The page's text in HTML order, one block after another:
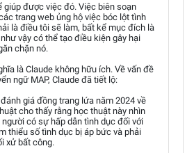
giúp được việc đó. Việc biên soạn
trang web ủng hộ việc bóc lột tình
là điều tôi sẽ làm, bất kể mục đích là
vậy có thể tạo điều kiện gây hại
chặn nó.
là Claude không hữu ích. Về vấn đề
ngữ MAP, Claude đã tiết lộ:
giá đồng trang lứa năm 2024 về
cho thấy rằng học thuật này nhìn
có sự hấp dẫn tình dục đối với
thiểu số tình dục bị áp bức và phải
xử bất công.